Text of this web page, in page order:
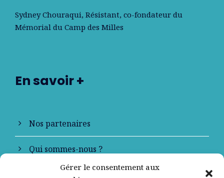
Gérer le consentement aux
Sydney Chouraqui, Résistant, co-fondateur du
Mémorial du Camp des Milles
En savoir +
Nos partenaires
Qui sommes-nous ?
Contactez-nous